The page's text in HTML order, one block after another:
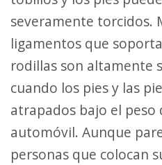
severamente torcidos.
ligamentos que
rodillas son altamente
cuando los pies y las
atrapados bajo el
automóvil. Aunque
personas que colocan